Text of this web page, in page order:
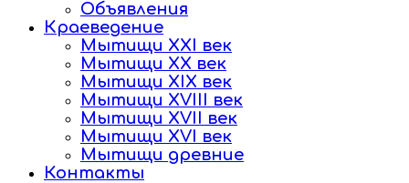
Объявления
Краеведение
Мытищи XXI век
Мытищи XX век
Мытищи XIX век
Мытищи XVIII век
Мытищи XVII век
Мытищи XVI век
Мытищи древние
Контакты